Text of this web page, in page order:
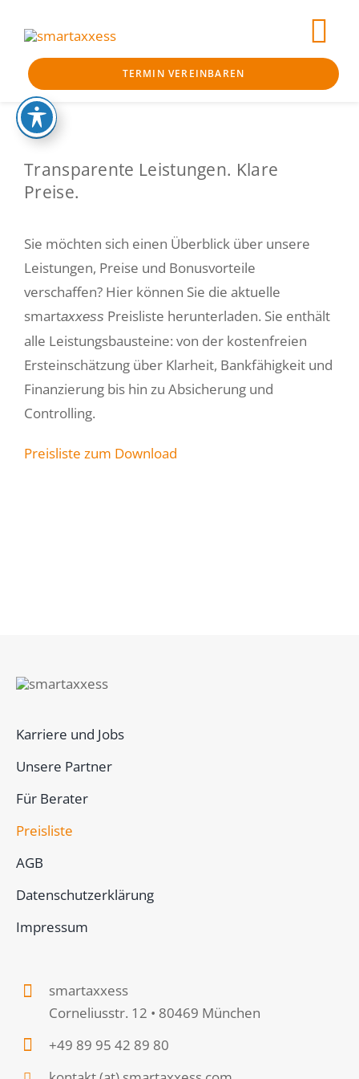
content
smartaxxess
TERMIN VEREINBAREN
Transparente Leistungen. Klare
Preise.
Sie möchten sich einen Überblick über unsere
Leistungen, Preise und Bonusvorteile
verschaffen? Hier können Sie die aktuelle
smartaxxess Preisliste herunterladen. Sie enthält
alle Leistungsbausteine: von der kostenfreien
Ersteinschätzung über Klarheit, Bankfähigkeit und
Finanzierung bis hin zu Absicherung und
Controlling.
Preisliste zum Download
Karriere und Jobs
Unsere Partner
Für Berater
Preisliste
AGB
Datenschutzerklärung
Impressum
smartaxxess
Corneliusstr. 12 • 80469 München
+49 89 95 42 89 80